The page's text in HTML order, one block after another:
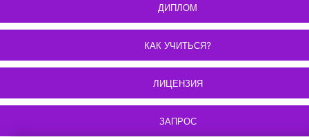
ДИПЛОМ
КАК УЧИТЬСЯ?
ЛИЦЕНЗИЯ
ЗАПРОС